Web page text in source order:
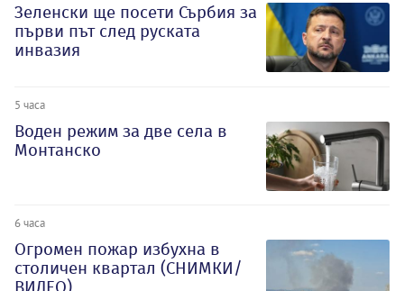
Зеленски ще посети Сърбия за
първи път след руската
инвазия
5 часа
Воден режим за две села в
Монтанско
6 часа
Огромен пожар избухна в
столичен квартал (СНИМКИ/